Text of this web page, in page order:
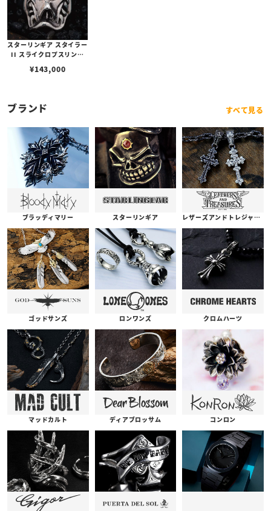
スターリンギア スタイラー
II スライクロプスリング
¥143,000
ブランド すべて見る
ブラッディマリー スターリンギア レザーズアンドトレジャーズ
ゴッドサンズ ロンワンズ クロムハーツ
マッドカルト ディアブロッサム コンロン